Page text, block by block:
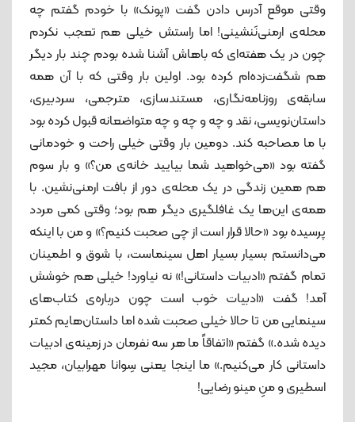
وقتی موقع آدرس دادن گفت «پونک» با خودم گفتم چه
محله‌ی ارمنی‌نَنشینی! اما راستش خیلی هم تعجب نکردم
چون در یک هفته‌ای که باهاش آشنا شده بودم چند بار دیگر
هم شگفت‌زده‌ام کرده بود. اولین بار وقتی که با آن همه
سابقه‌ی روزنامه‌نگاری، مستندسازی، مترجمی، سردبیری،
داستان‌نویسی، نقد و چه و چه و چه متواضعانه قبول کرده بود
با ما مصاحبه کند. دومین بار وقتی خیلی راحت و خودمانی
گفته بود «می‌خواهید شما بیایید خانه‌ی من؟» و بار سوم
هم همین زندگی در یک محله‌ی دور از بافت ارمنی‌نشین. با
همه‌ی این‌ها یک غافلگیری دیگر هم بود؛ وقتی کمی مردد
پرسیده بود «حالا قرار است از چی صحبت کنیم؟» و من با اینکه
می‌دانستم بسیار بسیار اهل سینماست، با شوق و اطمینان
تمام گفتم «ادبیات داستانی!» نه نیاورد! خیلی هم خوشش
آمد! گفت «ادبیات خوب است چون درباره‌ی کتاب‌های
سینمایی من تا حالا خیلی صحبت شده اما داستان‌هایم کمتر
دیده شده.» گفتم «اتفاقاً ما هر سه نفرمان در زمینه‌ی ادبیات
داستانی کار می‌کنیم.» ما اینجا یعنی سِوانا مهرابیان، مجید
اسطیری و منِ مینو رضایی!